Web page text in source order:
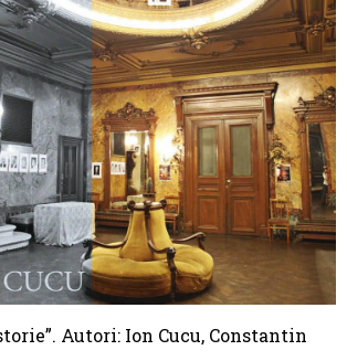
Autori: Ion Cucu, Constantin